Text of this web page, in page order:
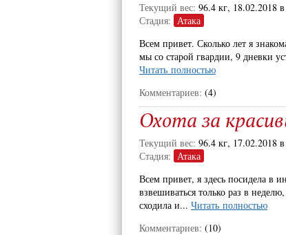
Текущий вес: 96.4 кг, 18.02.2018
Стадия: Атака
Всем привет. Сколько лет я
мы со старой гвардии, 9 дневки
Читать полностью
Комментариев: (4)
Охота за
Текущий вес: 96.4 кг, 17.02.2018
Стадия: Атака
Всем привет, я здесь посидела в
взвешиваться только раз в
сходила и... Читать полностью
Комментариев: (10)